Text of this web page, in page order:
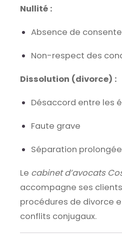
Nullité :
Absence de
Non-respect des
Dissolution (divorce) :
Désaccord entre les
Faute grave
Séparation prolongée
Le cabinet d’avocats
accompagne ses
procédures de divorce
conflits conjugaux.